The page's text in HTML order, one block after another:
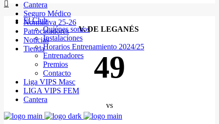
El Club
Quiénes somos
Instalaciones
Horarios Entrenamiento 2024/25
Entrenadores
Premios
Contacto
Liga VIPS Masc
LIGA VIPS FEM
Cantera
Cantera
Seguro Médico
Normativa 25-26
Patrocinadores
Noticias
Tienda
V. DE LEGANÉS
49
vs